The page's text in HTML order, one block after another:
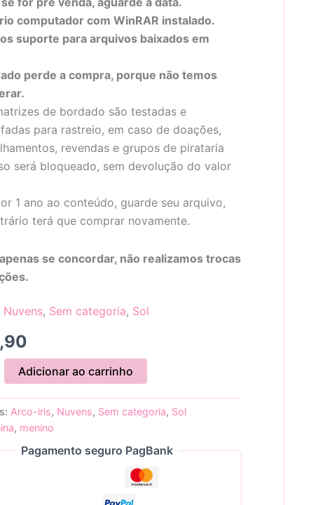
computador com WinRAR instalado.
suporte para arquivos baixados em
perde a compra, porque não temos
de bordado são testadas e
para rastreio, em caso de doações,
revendas e grupos de pirataria
será bloqueado, sem devolução do valor
1 ano ao conteúdo, guarde seu arquivo,
terá que comprar novamente.
se concordar, não realizamos trocas
Nuvens, Sem categoria, Sol
Adicionar ao carrinho
Arco-iris, Nuvens, Sem categoria, Sol
, menino
Pagamento seguro PagBank